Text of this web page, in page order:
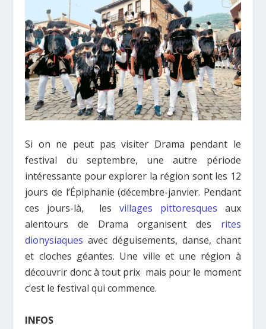
Si on ne peut pas visiter Drama pendant le
festival du septembre, une autre période
intéressante pour explorer la région sont les 12
jours de l’Épiphanie (décembre-janvier. Pendant
ces jours-là, les villages pittoresques aux
alentours de Drama organisent des rites
dionysiaques avec déguisements, danse, chant
et cloches géantes. Une ville et une région à
découvrir donc à tout prix mais pour le moment
c’est le festival qui commence.
INFOS